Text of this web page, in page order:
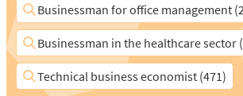
Businessman for office management
Businessman in the healthcare sector
Technical business economist (471)